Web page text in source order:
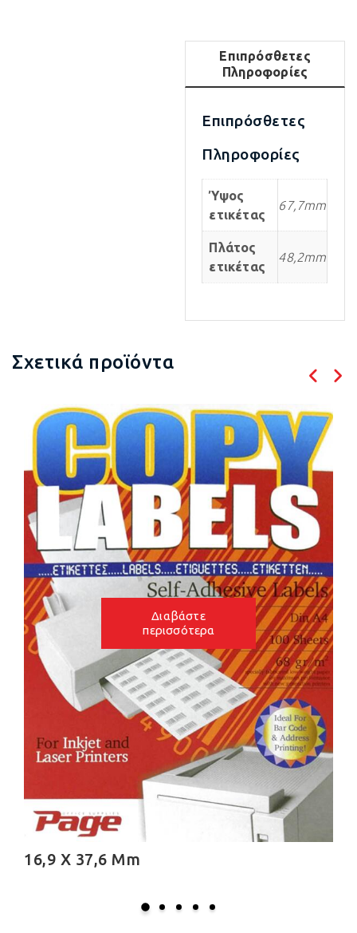
Επιπρόσθετες
Πληροφορίες
Επιπρόσθετες
Πληροφορίες
Ύψος
ετικέτας
67,7mm
Πλάτος
ετικέτας
48,2mm
Σχετικά προϊόντα
Διαβάστε
περισσότερα
21,2 X 38,1 Mm